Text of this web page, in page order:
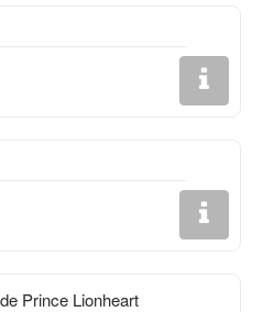
Prince Lionheart